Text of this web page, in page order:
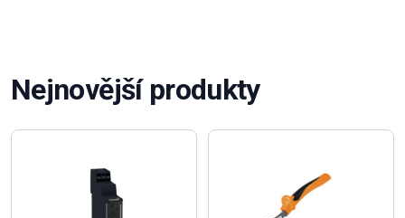
Nejnovější produkty